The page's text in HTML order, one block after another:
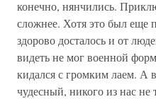
конечно, нянчились.
сложнее. Хотя это был еще
здорово досталось и от
видеть не мог военной
кидался с громким лаем. А
чудесный, никого из нас не